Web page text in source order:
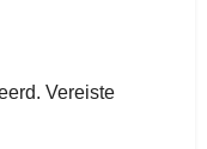
Vereiste